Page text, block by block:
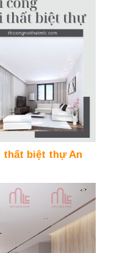
thất biệt thự An